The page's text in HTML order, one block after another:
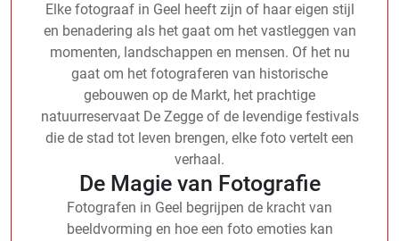
Elke fotograaf in Geel heeft zijn of haar eigen stijl
en benadering als het gaat om het vastleggen van
momenten, landschappen en mensen. Of het nu
gaat om het fotograferen van historische
gebouwen op de Markt, het prachtige
natuurreservaat De Zegge of de levendige festivals
die de stad tot leven brengen, elke foto vertelt een
verhaal.
De Magie van Fotografie
Fotografen in Geel begrijpen de kracht van
beeldvorming en hoe een foto emoties kan